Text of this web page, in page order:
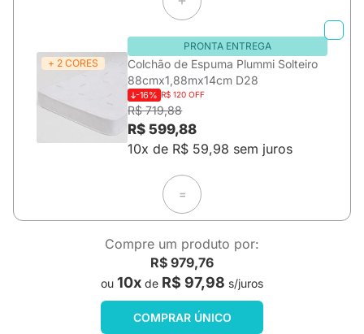
+ 2 CORES
PRONTA ENTREGA
Colchão de Espuma Plummi Solteiro
88cmx1,88mx14cm D28
-16% R$ 120 OFF
R$ 719,88
R$ 599,88
10x de R$ 59,98 sem juros
=
Compre um produto por:
R$ 979,76
ou 10x de R$ 97,98 s/juros
COMPRAR ÚNICO